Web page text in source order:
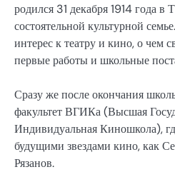
родился 31 декабря 1914 года
состоятельной культурной
интерес к театру и кино, о чем
первые работы и школьные
Сразу же после окончания
факультет ВГИКа (Высшая
Индивидуальная Киношкола),
будущими звездами кино, как
Рязанов.